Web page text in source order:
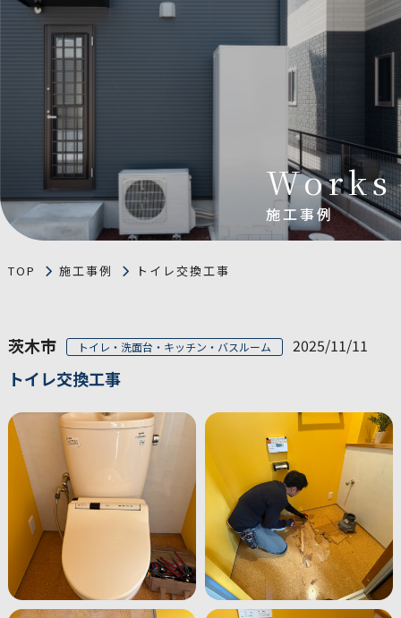
Works
施工事例
TOP 施工事例 トイレ交換工事
茨木市 トイレ・洗面台・キッチン・バスルーム 2025/11/11
トイレ交換工事